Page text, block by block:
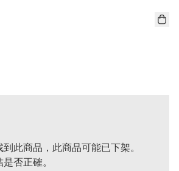
此商品，此商品可能已下架。
否正確。